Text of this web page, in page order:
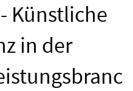
Künstliche
in der